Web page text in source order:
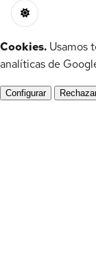
Cookies. Usamos
analíticas de
Configurar